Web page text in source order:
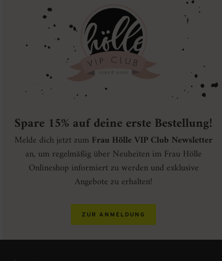
Spare 15% auf deine erste Bestellung!
Melde dich jetzt zum Frau Hölle VIP Club Newsletter
an, um regelmäßig über Neuheiten im Frau Hölle
Onlineshop informiert zu werden und exklusive
Angebote zu erhalten!
ZUR ANMELDUNG